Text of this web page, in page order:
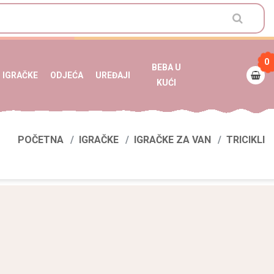
IGRAČKE ODJEĆA UREĐAJI
BEBA U
KUĆI
0
POČETNA IGRAČKE IGRAČKE ZA VAN TRICIKLI